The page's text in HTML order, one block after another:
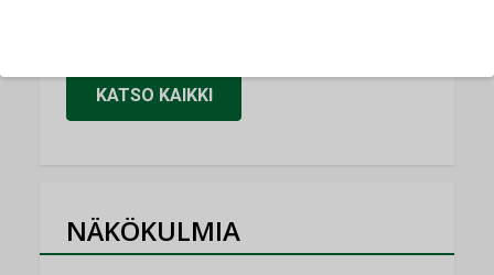
KATSO KAIKKI
NÄKÖKULMIA